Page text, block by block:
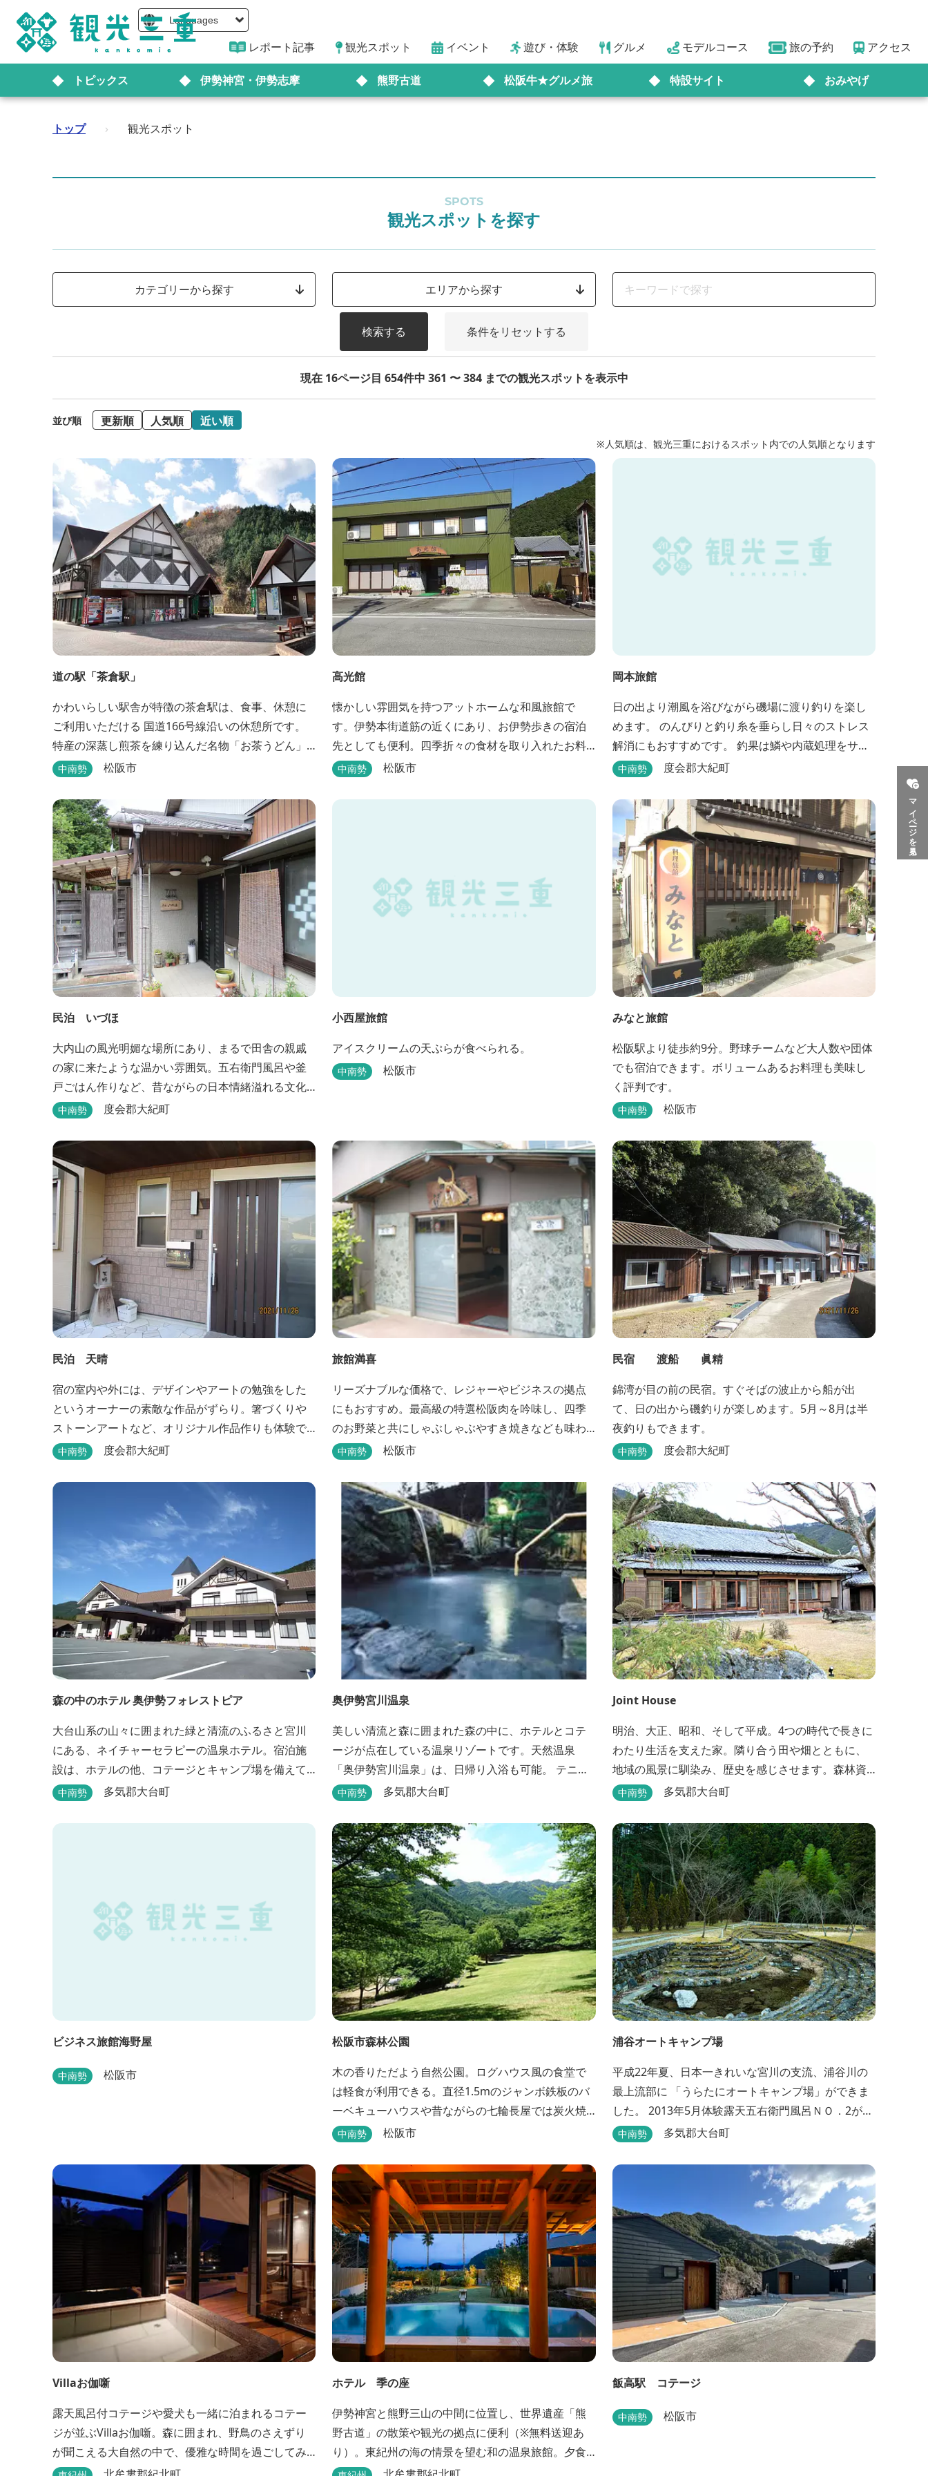
Languages
レポート記事 観光スポット イベント 遊び・体験 グルメ モデルコース 旅の予約 アクセス
トピックス 伊勢神宮・伊勢志摩 熊野古道 松阪牛★グルメ旅 特設サイト おみやげ
マイページを見る
トップ › 観光スポット
SPOTS
観光スポットを探す
カテゴリーから探す エリアから探す
検索する 条件をリセットする
現在 16ページ目 654件中 361 〜 384 までの観光スポットを表示中
並び順 更新順 人気順 近い順
※人気順は、観光三重におけるスポット内での人気順となります
道の駅「茶倉駅」
かわいらしい駅舎が特徴の茶倉駅は、食事、休憩に
ご利用いただける 国道166号線沿いの休憩所です。
特産の深蒸し煎茶を練り込んだ名物「お茶うどん」
や地域の特産品（お茶、しいたけ等）を販売。 吊り
すぐ。 【イチオシ名物】 ・味噌カツ丼…地元産の甘
味噌を使ったボリュームたっぷりの丼ぶり。 松阪の
観光情報は、松阪観光インフォメ...
中南勢 松阪市
高光館
懐かしい雰囲気を持つアットホームな和風旅館で
す。伊勢本街道筋の近くにあり、お伊勢歩きの宿泊
先としても便利。四季折々の食材を取り入れたお料
理も楽しめます。
中南勢 松阪市
岡本旅館
日の出より潮風を浴びながら磯場に渡り釣りを楽し
めます。 のんびりと釣り糸を垂らし日々のストレス
解消にもおすすめです。 釣果は鱗や内蔵処理をサー
ビスしております（数に限りあり）。 一風呂浴びて
０円、弁当５００円
中南勢 度会郡大紀町
民泊 いづほ
大内山の風光明媚な場所にあり、まるで田舎の親戚
の家に来たような温かい雰囲気。五右衛門風呂や釜
戸ごはん作りなど、昔ながらの日本情緒溢れる文化
を体験できます。
中南勢 度会郡大紀町
小西屋旅館
アイスクリームの天ぷらが食べられる。
中南勢 松阪市
みなと旅館
松阪駅より徒歩約9分。野球チームなど大人数や団体
でも宿泊できます。ボリュームあるお料理も美味し
く評判です。
中南勢 松阪市
民泊 天晴
宿の室内や外には、デザインやアートの勉強をした
というオーナーの素敵な作品がずらり。箸づくりや
ストーンアートなど、オリジナル作品作りも体験で
きます。
中南勢 度会郡大紀町
旅館満喜
リーズナブルな価格で、レジャーやビジネスの拠点
にもおすすめ。最高級の特選松阪肉を吟味し、四季
のお野菜と共にしゃぶしゃぶやすき焼きなども味わ
えます。
中南勢 松阪市
民宿 渡船 眞精
錦湾が目の前の民宿。すぐそばの波止から船が出
て、日の出から磯釣りが楽しめます。5月～8月は半
夜釣りもできます。
中南勢 度会郡大紀町
森の中のホテル 奥伊勢フォレストピア
大台山系の山々に囲まれた緑と清流のふるさと宮川
にある、ネイチャーセラピーの温泉ホテル。宿泊施
設は、ホテルの他、コテージとキャンプ場を備えて
います。 施設内に宮川の支流が流れ、川遊びができ
ープでもアクティビティを楽しめます。 ディナーは
中南勢 多気郡大台町
奥伊勢宮川温泉
美しい清流と森に囲まれた森の中に、ホテルとコテ
ージが点在している温泉リゾートです。天然温泉
「奥伊勢宮川温泉」は、日帰り入浴も可能。 テニス
やフィールドアスレチック・川遊び・ウォーキン
節の野草を月替メニューの野草風呂と打たせ湯で思
いっきりリフレッシュしてください。 森林浴に温泉
浴でネイチャーセラピーしませんか。
中南勢 多気郡大台町
Joint House
明治、大正、昭和、そして平成。4つの時代で長きに
わたり生活を支えた家。隣り合う田や畑とともに、
地域の風景に馴染み、歴史を感じさせます。森林資
源を中心としたこの土地ならではの多様な自然環境
様な人材と共有することで地域産業・地域社会の発
展を図るNPO法人Joint Plusが運営する民泊です。
NPO法人Joint Plusは、大台町ならではの...
中南勢 多気郡大台町
ビジネス旅館海野屋
中南勢 松阪市
松阪市森林公園
木の香りただよう自然公園。ログハウス風の食堂で
は軽食が利用できる。直径1.5mのジャンボ鉄板のバ
ーベキューハウスや昔ながらの七輪長屋では炭火焼
きでBBQが楽しめる。キャンプ場としても人気で、
ローや5タイプのテントサイトがある。展望台からは
市街が一望できる。また桜の時期は、多くの人々で
にぎわう。 バーベキューの食材は持ち込みOK！あら
かじめご...
中南勢 松阪市
浦谷オートキャンプ場
平成22年夏、日本一きれいな宮川の支流、浦谷川の
最上流部に 「うらたにオートキャンプ場」ができま
した。 2013年5月体験露天五右衛門風呂ＮＯ．2が完
成しました。親子4人が入れる大きさです。中には腰
ます。ひのきの香り漂う特製五右衛門風呂を自分で
沸かし、入浴しませんか？ 同時にデッキ付ひのき小
屋も完成しました。是非ご利用ください。
中南勢 多気郡大台町
Villaお伽噺
露天風呂付コテージや愛犬も一緒に泊まれるコテー
ジが並ぶVillaお伽噺。森に囲まれ、野鳥のさえずり
が聞こえる大自然の中で、優雅な時間を過ごしてみ
ませんか。
ホテル 季の座
伊勢神宮と熊野三山の中間に位置し、世界遺産「熊
野古道」の散策や観光の拠点に便利（※無料送迎あ
り）。東紀州の海の情景を望む和の温泉旅館。夕食
は地元特産の新鮮な旬の魚介をお造りのプリフィッ
飯高駅 コテージ
中南勢 松阪市